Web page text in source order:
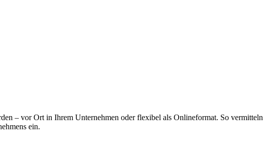
– vor Ort in Ihrem Unternehmen oder flexibel als Onlineformat. So vermitteln
ein.